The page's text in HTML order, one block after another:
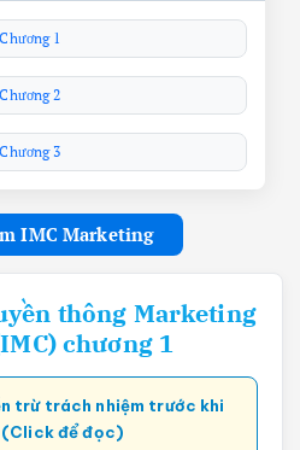
Chương 1
Chương 2
Chương 3
IMC Marketing
thông Marketing
chương 1
trừ trách nhiệm trước khi
(Click để đọc)